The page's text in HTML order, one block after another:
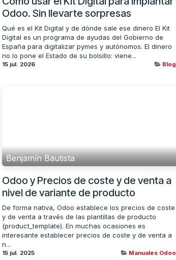
Odoo. Sin llevarte sorpresas
Qué es el Kit Digital y de dónde sale ese dinero El Kit
Digital es un programa de ayudas del Gobierno de
España para digitalizar pymes y autónomos. El dinero
no lo pone el Estado de su bolsillo: viene...
15 jul. 2026 Blog
Benjamín Bautista
Odoo y Precios de coste y de venta a
nivel de variante de producto
De forma nativa, Odoo establece los precios de coste
y de venta a través de las plantillas de producto
(product_template). En muchas ocasiones es
interesante establecer precios de coste y de venta a
n...
15 jul. 2025 Manuales Odoo